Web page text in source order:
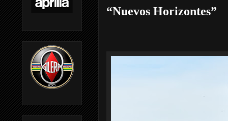
“Nuevos Horizontes”